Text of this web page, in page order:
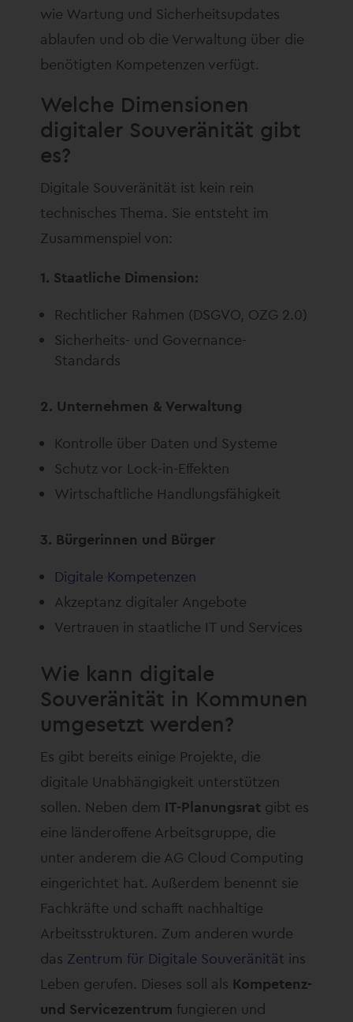
wie Wartung und Sicherheitsupdates
ablaufen und ob die Verwaltung über die
benötigten Kompetenzen verfügt.
Welche Dimensionen
digitaler Souveränität gibt
es?
Digitale Souveränität ist kein rein
technisches Thema. Sie entsteht im
Zusammenspiel von:
1. Staatliche Dimension:
Rechtlicher Rahmen (DSGVO, OZG 2.0)
Sicherheits- und Governance-
Standards
2. Unternehmen & Verwaltung
Kontrolle über Daten und Systeme
Schutz vor Lock-in-Effekten
Wirtschaftliche Handlungsfähigkeit
3. Bürgerinnen und Bürger
Digitale Kompetenzen
Akzeptanz digitaler Angebote
Vertrauen in staatliche IT und Services
Wie kann digitale
Souveränität in Kommunen
umgesetzt werden?
Es gibt bereits einige Projekte, die
digitale Unabhängigkeit unterstützen
sollen. Neben dem IT-Planungsrat gibt es
eine länderoffene Arbeitsgruppe, die
unter anderem die AG Cloud Computing
eingerichtet hat. Außerdem benennt sie
Fachkräfte und schafft nachhaltige
Arbeitsstrukturen. Zum anderen wurde
das Zentrum für Digitale Souveränität ins
Leben gerufen. Dieses soll als Kompetenz-
und Servicezentrum fungieren und